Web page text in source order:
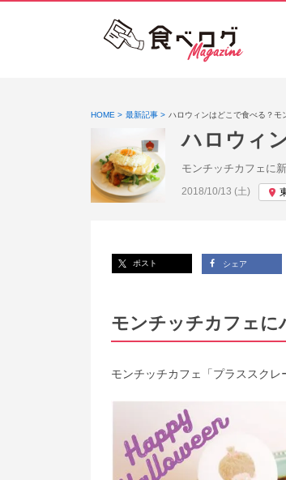
HOME 最新記事 ハロウィンはどこで食べる？モ
ハロウィ
モンチッチカフェに
投稿日:
2018/10/13 (土)
ポスト シェア
モンチッチカフェに
モンチッチカフェ「プラススク